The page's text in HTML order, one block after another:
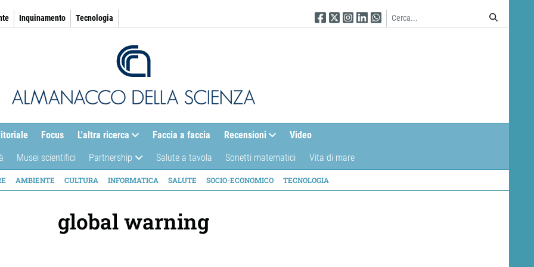
Inquinamento Tecnologia Seguici su Facebook
Seguici su Twitter
Seguici su Instagram
Seguici su Linkedin
Seguici su WhatsApp
Focus L'altra ricerca Faccia a faccia Recensioni Video
Musei scientifici Partnership Salute a tavola Sonetti matematici Vita di mare
AMBIENTE CULTURA INFORMATICA SALUTE SOCIO-ECONOMICO TECNOLOGIA
global warning